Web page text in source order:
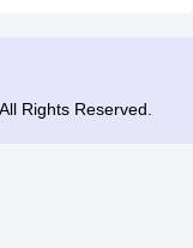
Rights Reserved.